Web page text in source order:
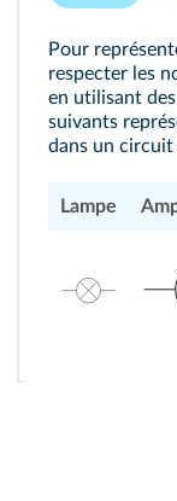
Pour
respecter les
en utilisant
suivants
dans un
Lampe